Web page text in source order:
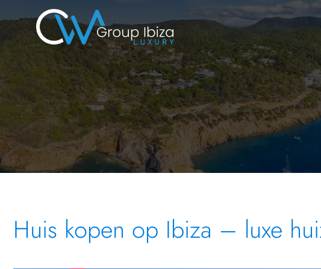
Huis kopen op Ibiza – luxe